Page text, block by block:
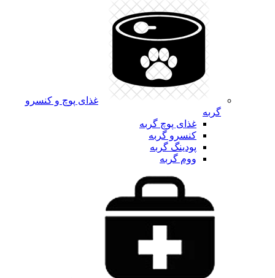
غذای پوچ و کنسرو
گربه
غذای پوچ گربه
کنسرو گربه
پودینگ گربه
ووم گربه